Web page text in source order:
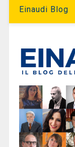
Einaudi Blog